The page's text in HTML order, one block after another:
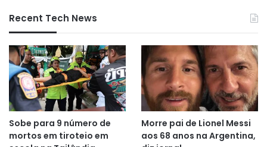
Recent Tech News
Sobe para 9 número de
mortos em tiroteio em
Morre pai de Lionel Messi
aos 68 anos na Argentina,